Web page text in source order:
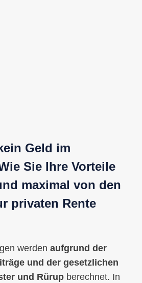
Geld im
Sie Ihre Vorteile
maximal von den
privaten Rente
werden aufgrund der
und der gesetzlichen
und Rürup berechnet. In